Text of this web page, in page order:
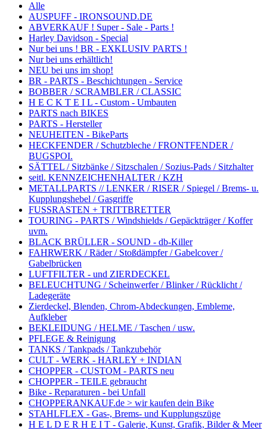
Alle
AUSPUFF - IRONSOUND.DE
ABVERKAUF ! Super - Sale - Parts !
Harley Davidson - Special
Nur bei uns ! BR - EXKLUSIV PARTS !
Nur bei uns erhältlich!
NEU bei uns im shop!
BR - PARTS - Beschichtungen - Service
BOBBER / SCRAMBLER / CLASSIC
H E C K T E I L - Custom - Umbauten
PARTS nach BIKES
PARTS - Hersteller
NEUHEITEN - BikeParts
HECKFENDER / Schutzbleche / FRONTFENDER /
BUGSPOI.
SÄTTEL / Sitzbänke / Sitzschalen / Sozius-Pads / Sitzhalter
seitl. KENNZEICHENHALTER / KZH
METALLPARTS // LENKER / RISER / Spiegel / Brems- u.
Kupplungshebel / Gasgriffe
FUSSRASTEN + TRITTBRETTER
TOURING - PARTS / Windshields / Gepäckträger / Koffer
uvm.
BLACK BRÜLLER - SOUND - db-Killer
FAHRWERK / Räder / Stoßdämpfer / Gabelcover /
Gabelbrücken
LUFTFILTER - und ZIERDECKEL
BELEUCHTUNG / Scheinwerfer / Blinker / Rücklicht /
Ladegeräte
Zierdeckel, Blenden, Chrom-Abdeckungen, Embleme,
Aufkleber
BEKLEIDUNG / HELME / Taschen / usw.
PFLEGE & Reinigung
TANKS / Tankpads / Tankzubehör
CULT - WERK - HARLEY + INDIAN
CHOPPER - CUSTOM - PARTS neu
CHOPPER - TEILE gebraucht
Bike - Reparaturen - bei Unfall
CHOPPERANKAUF.de > wir kaufen dein Bike
STAHLFLEX - Gas-, Brems- und Kupplungszüge
H E L D E R H E I T - Galerie, Kunst, Grafik, Bilder & Meer